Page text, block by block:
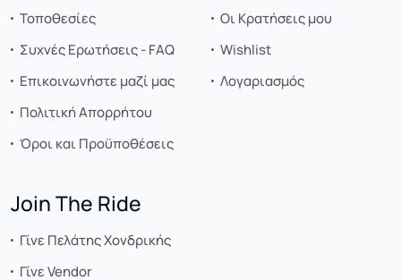
Τοποθεσίες
Συχνές Ερωτήσεις - FAQ
Επικοινωνήστε μαζί μας
Πολιτική Απορρήτου
Όροι και Προϋποθέσεις
Οι Κρατήσεις μου
Wishlist
Λογαριασμός
Join The Ride
Γίνε Πελάτης Χονδρικής
Γίνε Vendor